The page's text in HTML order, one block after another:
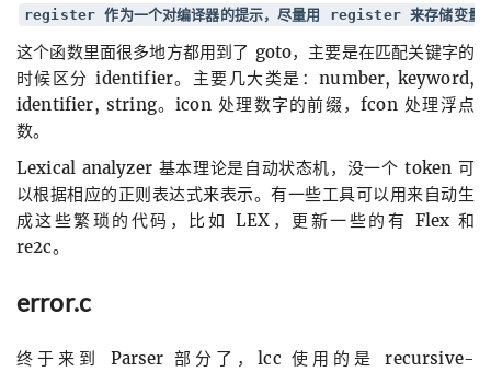
register 作为一个对编译器的提示，尽量用 register 来存储变量
这个函数里面很多地方都用到了 goto，主要是在匹配关键字的
时候区分 identifier。主要几大类是：number, keyword,
identifier, string。icon 处理数字的前缀，fcon 处理浮点
数。
Lexical analyzer 基本理论是自动状态机，没一个 token 可
以根据相应的正则表达式来表示。有一些工具可以用来自动生
成这些繁琐的代码，比如 LEX，更新一些的有 Flex 和
re2c。
error.c
终于来到 Parser 部分了，lcc 使用的是 recursive-